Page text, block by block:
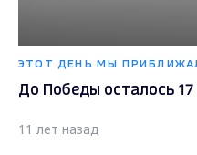
ЭТОТ ДЕНЬ МЫ
До Победы осталось 17
11 лет назад